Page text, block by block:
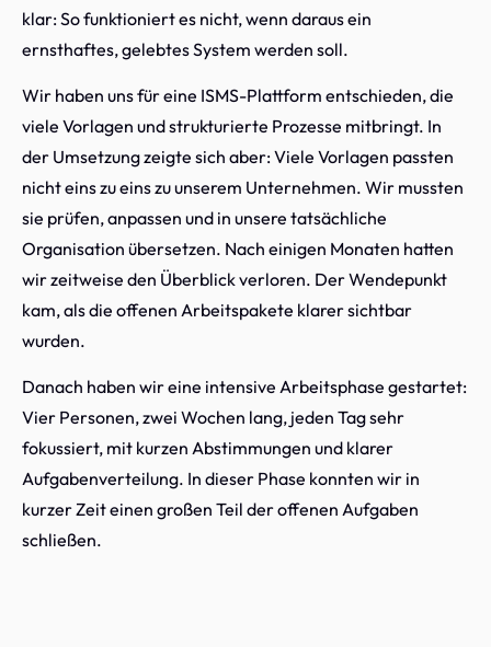
klar: So funktioniert es nicht, wenn daraus ein
ernsthaftes, gelebtes System werden soll.
Wir haben uns für eine ISMS-Plattform entschieden, die
viele Vorlagen und strukturierte Prozesse mitbringt. In
der Umsetzung zeigte sich aber: Viele Vorlagen passten
nicht eins zu eins zu unserem Unternehmen. Wir mussten
sie prüfen, anpassen und in unsere tatsächliche
Organisation übersetzen. Nach einigen Monaten hatten
wir zeitweise den Überblick verloren. Der Wendepunkt
kam, als die offenen Arbeitspakete klarer sichtbar
wurden.
Danach haben wir eine intensive Arbeitsphase gestartet:
Vier Personen, zwei Wochen lang, jeden Tag sehr
fokussiert, mit kurzen Abstimmungen und klarer
Aufgabenverteilung. In dieser Phase konnten wir in
kurzer Zeit einen großen Teil der offenen Aufgaben
schließen.